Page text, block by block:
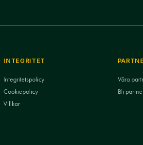
INTEGRITET
Integritetspolicy
Cookiepolicy
Villkor
Våra
Bli